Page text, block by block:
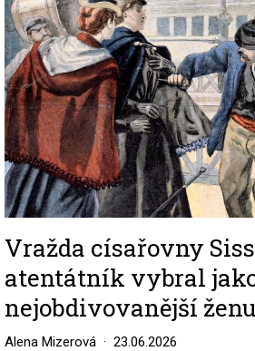
Vražda císařovny
atentátník vybral
nejobdivovanější
Alena Mizerová 23.06.2026